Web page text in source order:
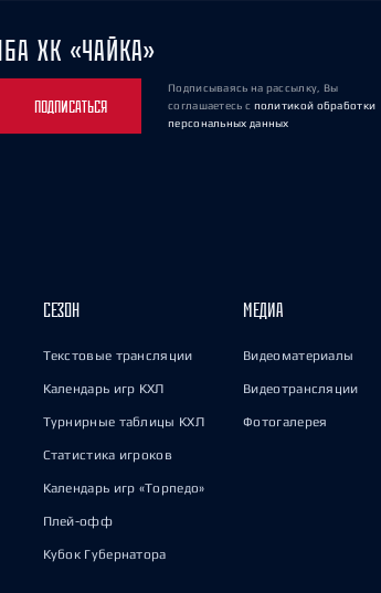
ХК «ЧАЙКА»
ПОДПИСАТЬСЯ
Подписываясь на рассылку, Вы
соглашаетесь с политикой обработки
персональных данных
СЕЗОН
Текстовые трансляции
Календарь игр КХЛ
Турнирные таблицы КХЛ
Статистика игроков
Календарь игр «Торпедо»
Плей-офф
Кубок Губернатора
МЕДИА
Видеоматериалы
Видеотрансляции
Фотогалерея